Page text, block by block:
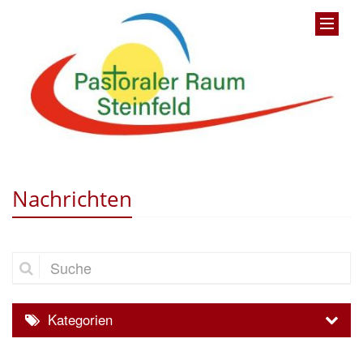
Nachrichten
Suche
Kategorien